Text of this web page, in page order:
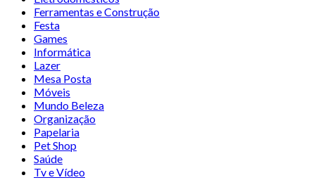
Ferramentas e Construção
Festa
Games
Informática
Lazer
Mesa Posta
Móveis
Mundo Beleza
Organização
Papelaria
Pet Shop
Saúde
Tv e Vídeo